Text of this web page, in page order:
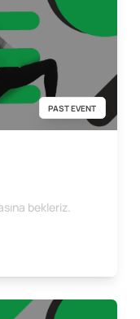
PAST EVENT
bekleriz.